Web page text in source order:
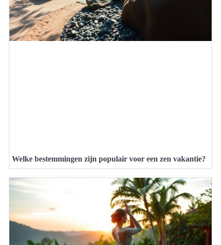
Welke bestemmingen zijn populair voor een zen vakantie?